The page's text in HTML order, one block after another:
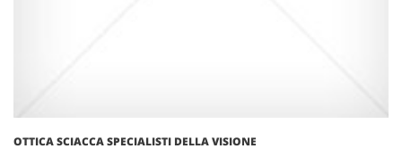
OTTICA SCIACCA SPECIALISTI DELLA VISIONE